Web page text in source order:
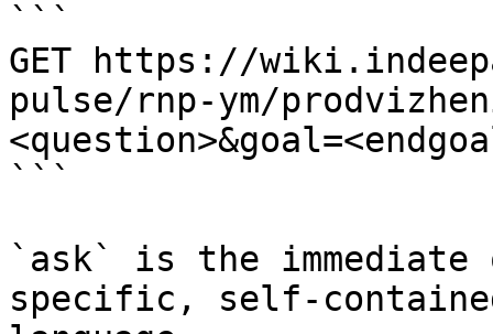
```
GET https://
pulse/rnp-ym/
```
`ask` is the
specific, self-